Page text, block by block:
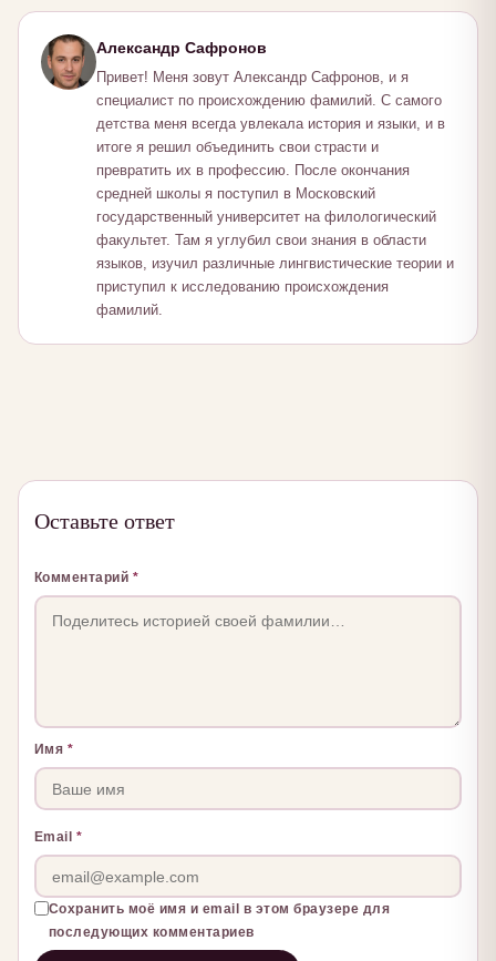
Александр Сафронов
Привет! Меня зовут Александр Сафронов, и я
специалист по происхождению фамилий. С самого
детства меня всегда увлекала история и языки, и в
итоге я решил объединить свои страсти и
превратить их в профессию. После окончания
средней школы я поступил в Московский
государственный университет на филологический
факультет. Там я углубил свои знания в области
языков, изучил различные лингвистические теории и
приступил к исследованию происхождения
фамилий.
Оставьте ответ
Комментарий *
Имя *
Email *
Сохранить моё имя и email в этом браузере для
последующих комментариев